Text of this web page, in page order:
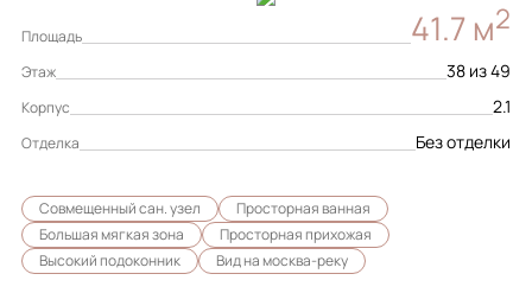
Площадь 41.7 м2
Этаж 38 из 49
Корпус 2.1
Отделка Без отделки
Совмещенный сан. узел
Просторная ванная
Большая мягкая зона
Просторная прихожая
Высокий подоконник
Вид на москва-реку